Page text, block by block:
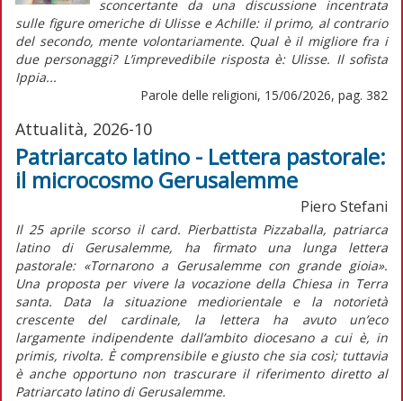
sconcertante da una discussione incentrata
sulle figure omeriche di Ulisse e Achille: il primo, al contrario
del secondo, mente volontariamente. Qual è il migliore fra i
due personaggi? L’imprevedibile risposta è: Ulisse. Il sofista
Ippia...
Parole delle religioni, 15/06/2026, pag. 382
Attualità, 2026-10
Patriarcato latino - Lettera pastorale:
il microcosmo Gerusalemme
Piero Stefani
Il 25 aprile scorso il card. Pierbattista Pizzaballa, patriarca
latino di Gerusalemme, ha firmato una lunga lettera
pastorale: «Tornarono a Gerusalemme con grande gioia».
Una proposta per vivere la vocazione della Chiesa in Terra
santa. Data la situazione mediorientale e la notorietà
crescente del cardinale, la lettera ha avuto un’eco
largamente indipendente dall’ambito diocesano a cui è, in
primis, rivolta. È comprensibile e giusto che sia così; tuttavia
è anche opportuno non trascurare il riferimento diretto al
Patriarcato latino di Gerusalemme.